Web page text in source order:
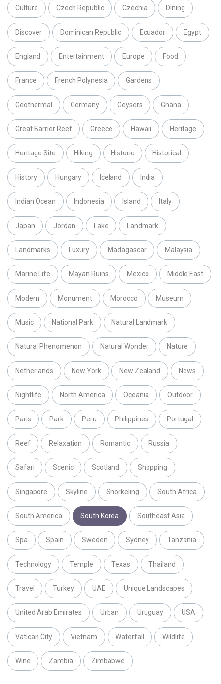
Culture Czech Republic Czechia Dining
Discover Dominican Republic Ecuador Egypt
England Entertainment Europe Food
France French Polynesia Gardens
Geothermal Germany Geysers Ghana
Great Barrier Reef Greece Hawaii Heritage
Heritage Site Hiking Historic Historical
History Hungary Iceland India
Indian Ocean Indonesia Island Italy
Japan Jordan Lake Landmark
Landmarks Luxury Madagascar Malaysia
Marine Life Mayan Ruins Mexico Middle East
Modern Monument Morocco Museum
Music National Park Natural Landmark
Natural Phenomenon Natural Wonder Nature
Netherlands New York New Zealand News
Nightlife North America Oceania Outdoor
Paris Park Peru Philippines Portugal
Reef Relaxation Romantic Russia
Safari Scenic Scotland Shopping
Singapore Skyline Snorkeling South Africa
South America South Korea Southeast Asia
Spa Spain Sweden Sydney Tanzania
Technology Temple Texas Thailand
Travel Turkey UAE Unique Landscapes
United Arab Emirates Urban Uruguay USA
Vatican City Vietnam Waterfall Wildlife
Wine Zambia Zimbabwe